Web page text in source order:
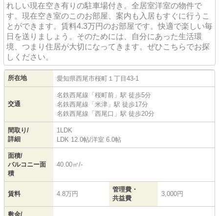
れしい現在空き有りの駐車場付き。全居室洋室の物件で
す。現在空き室のこのお部屋、案内も入居もすぐに行うこ
とができます。賃料4.3万円のお部屋です。快適で楽しい毎
日を送りましょう。そのためには、自分にあった生活環
境、つまり住居が大切になってきます。ぜひこちらでお探
しください。
所在地 愛知県西尾市桜町 １丁目43-1
交通
名鉄西尾線 「 桜町前 」駅 徒歩5分
名鉄西尾線 「 米津 」駅 徒歩17分
名鉄西尾線 「 西尾口 」駅 徒歩20分
間取り/
詳細
1LDK
LDK 12.0帖/洋室 6.0帖
面積/
バルコニー面
積
40.00㎡/-
賃料 4.8万円
管理費・
共益費
3,000円
敷金/